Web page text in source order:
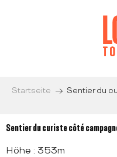
Startseite Sentier du
Sentier du curiste côté
Höhe : 353m